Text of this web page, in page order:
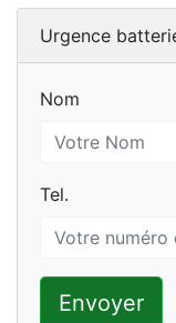
Urgence
Nom
Nom
Tel.
Tel.
Envoyer